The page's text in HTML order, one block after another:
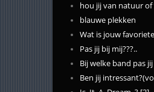
hou jij van natuur
blauwe plekken
Wat is jouw
Pas jij bij mij???..
Bij welke band pas
Ben jij